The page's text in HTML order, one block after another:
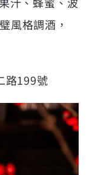
風格調酒，
路199號